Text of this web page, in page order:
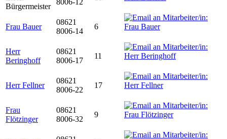
Bürgermeister
8006-12
Frau Bauer
08621
8006-14
6
Herr
Beringhoff
08621
8006-17
11
Herr Fellner
08621
8006-22
17
Frau
Flötzinger
08621
8006-32
9